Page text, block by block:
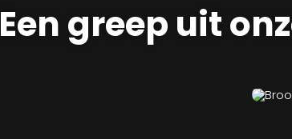
Een greep uit